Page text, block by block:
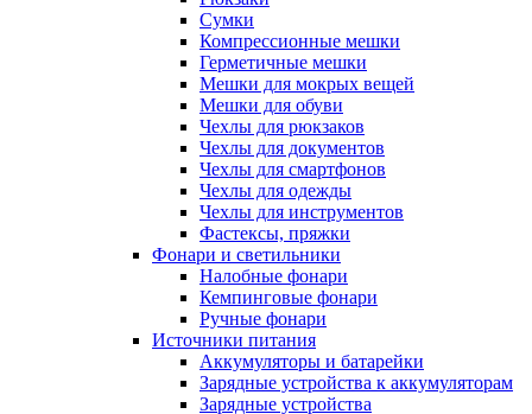
Сумки
Компрессионные мешки
Герметичные мешки
Мешки для мокрых вещей
Мешки для обуви
Чехлы для рюкзаков
Чехлы для документов
Чехлы для смартфонов
Чехлы для одежды
Чехлы для инструментов
Фастексы, пряжки
Фонари и светильники
Налобные фонари
Кемпинговые фонари
Ручные фонари
Источники питания
Аккумуляторы и батарейки
Зарядные устройства к аккумуляторам
Зарядные устройства